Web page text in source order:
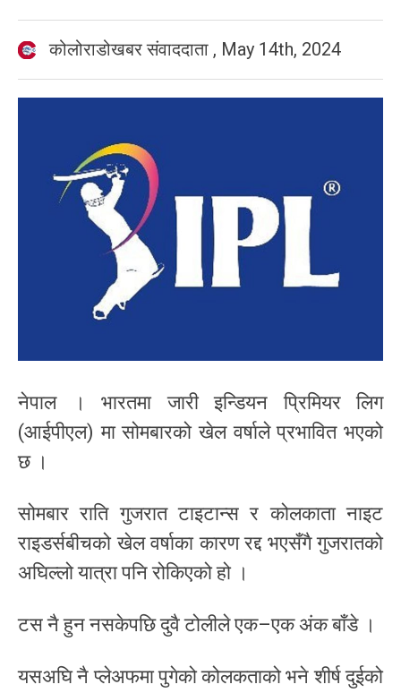
कोलोराडोखबर संवाददाता , May 14th, 2024
नेपाल । भारतमा जारी इन्डियन प्रिमियर लिग
(आईपीएल) मा सोमबारको खेल वर्षाले प्रभावित भएको
छ ।
सोमबार राति गुजरात टाइटान्स र कोलकाता नाइट
राइडर्सबीचको खेल वर्षाका कारण रद्द भएसँगै गुजरातको
अघिल्लो यात्रा पनि रोकिएको हो ।
टस नै हुन नसकेपछि दुवै टोलीले एक–एक अंक बाँडे ।
यसअघि नै प्लेअफमा पुगेको कोलकताको भने शीर्ष दुईको